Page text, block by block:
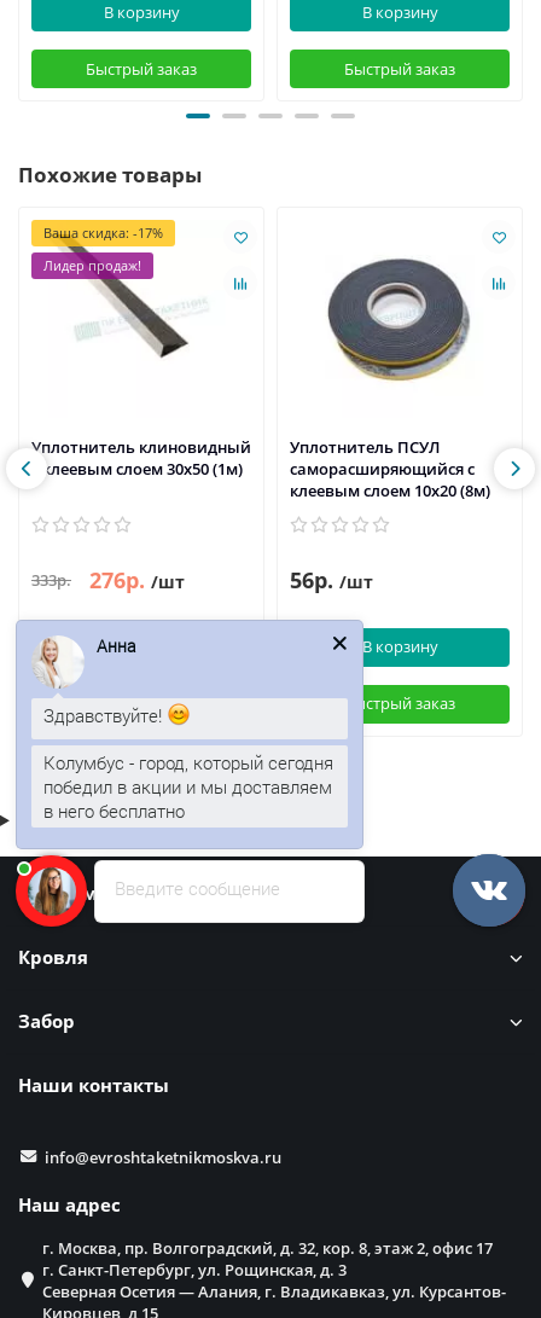
В корзину
Быстрый заказ
В корзину
Быстрый заказ
Похожие товары
Ваша скидка: -17%
Лидер продаж!
Уплотнитель клиновидный
с клеевым слоем 30х50 (1м)
333р. 276р. /шт
В корзину
Быстрый заказ
Уплотнитель ПСУЛ
саморасширяющийся с
клеевым слоем 10х20 (8м)
56р. /шт
В корзину
Быстрый заказ
Информация
Кровля
Забор
Наши контакты
info@evroshtaketnikmoskva.ru
Наш адрес
г. Москва, пр. Волгоградский, д. 32, кор. 8, этаж 2, офис 17
г. Санкт-Петербург, ул. Рощинская, д. 3
Северная Осетия — Алания, г. Владикавказ, ул. Курсантов-
Кировцев, д,15
Введите сообщение
Анна
Здравствуйте!
Колумбус - город, который сегодня
победил в акции и мы доставляем
в него бесплатно